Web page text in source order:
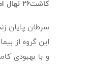
کاشت٢٦ نهال امید به زندگی در بوستان طالقانی
سرطان پایان
این گروه از
و با بهبودی